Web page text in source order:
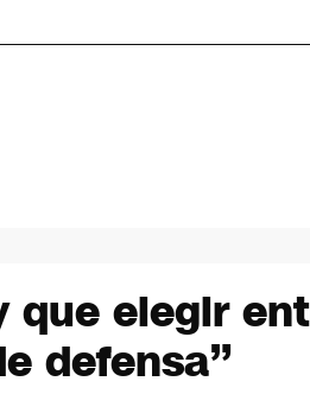
que elegir
defensa”